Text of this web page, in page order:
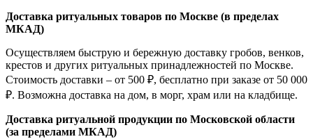
Доставка ритуальных товаров по Москве (в пределах
МКАД)
Осуществляем быструю и бережную доставку гробов, венков,
крестов и других ритуальных принадлежностей по Москве.
Стоимость доставки – от 500 ₽, бесплатно при заказе от 50 000
₽. Возможна доставка на дом, в морг, храм или на кладбище.
Доставка ритуальной продукции по Московской области
(за пределами МКАД)